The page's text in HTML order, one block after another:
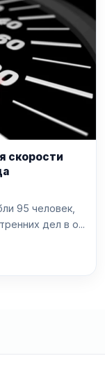
скорости
95 человек,
внутренних дел в о...